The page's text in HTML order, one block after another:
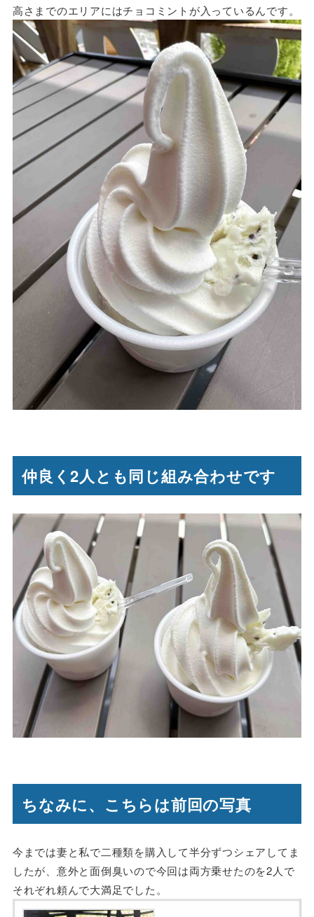
高さまでのエリアにはチョコミントが入っているんです。
仲良く2人とも同じ組み合わせです
ちなみに、こちらは前回の写真
今までは妻と私で二種類を購入して半分ずつシェアしてま
したが、意外と面倒臭いので今回は両方乗せたのを2人で
それぞれ頼んで大満足でした。